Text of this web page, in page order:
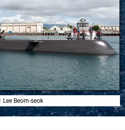
Lee Beom-seok